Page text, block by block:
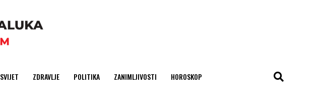
SVIJET ZDRAVLJE POLITIKA ZANIMLJIVOSTI HOROSKOP